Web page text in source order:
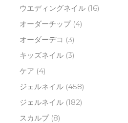
ウエディングネイル (16)
オーダーチップ(4)
オーダーデコ (3)
キッズネイル (3)
ケア (4)
ジェルネイル (458)
ジェルネイル (182)
スカルプ(8)